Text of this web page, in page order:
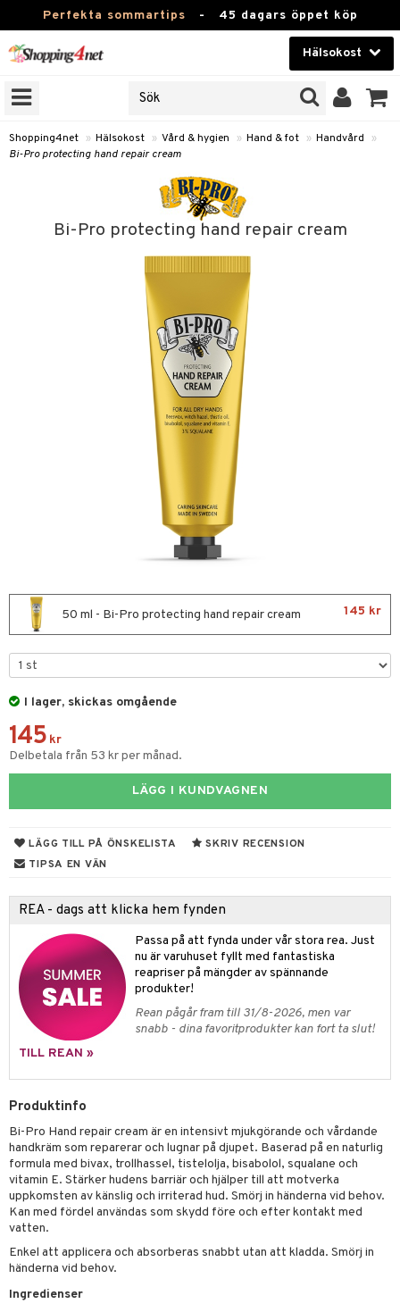
Perfekta sommartips - 45 dagars öppet köp
Hälsokost
Skönhet
Kontaktlinser
Fitness
Leksaker, Barn & Baby
Shopping4net » Hälsokost » Vård & hygien » Hand & fot » Handvård
»
Bi-Pro protecting hand repair cream
Bi-Pro protecting hand repair cream
50 ml - Bi-Pro protecting hand repair cream 145 kr
I lager, skickas omgående
145 kr
Delbetala från 53 kr per månad.
LÄGG I KUNDVAGNEN
LÄGG TILL PÅ ÖNSKELISTA
SKRIV RECENSION
TIPSA EN VÄN
REA - dags att klicka hem fynden
Passa på att fynda under vår stora rea. Just
nu är varuhuset fyllt med fantastiska
reapriser på mängder av spännande
produkter!
Rean pågår fram till 31/8-2026, men var
snabb - dina favoritprodukter kan fort ta slut!
TILL REAN »
Produktinfo
Bi-Pro Hand repair cream är en intensivt mjukgörande och vårdande
handkräm som reparerar och lugnar på djupet. Baserad på en naturlig
formula med bivax, trollhassel, tistelolja, bisabolol, squalane och
vitamin E. Stärker hudens barriär och hjälper till att motverka
uppkomsten av känslig och irriterad hud. Smörj in händerna vid behov.
Kan med fördel användas som skydd före och efter kontakt med
vatten.
Enkel att applicera och absorberas snabbt utan att kladda. Smörj in
händerna vid behov.
Ingredienser
& hals
& nötter
& buljong
& oro
fot
dusch & tvål